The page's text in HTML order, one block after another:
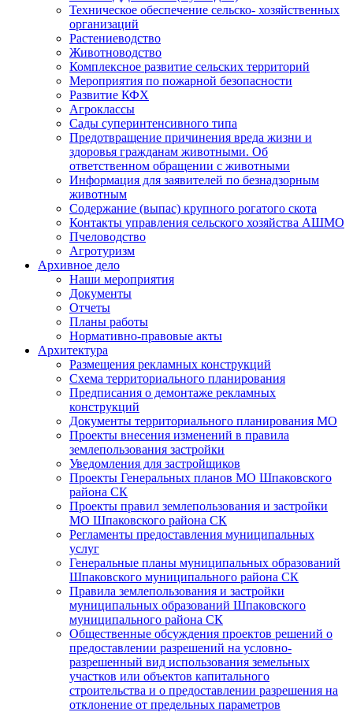
Техническое обеспечение сельско- хозяйственных
организаций
Растениеводство
Животноводство
Комплексное развитие сельских территорий
Мероприятия по пожарной безопасности
Развитие КФХ
Агроклассы
Сады суперинтенсивного типа
Предотвращение причинения вреда жизни и
здоровья гражданам животными. Об
ответственном обращении с животными
Информация для заявителей по безнадзорным
животным
Содержание (выпас) крупного рогатого скота
Контакты управления сельского хозяйства АШМО
Пчеловодство
Агротуризм
Архивное дело
Наши мероприятия
Документы
Отчеты
Планы работы
Нормативно-правовые акты
Архитектура
Размещения рекламных конструкций
Схема территориального планирования
Предписания о демонтаже рекламных
конструкций
Документы территориального планирования МО
Проекты внесения изменений в правила
землепользования застройки
Уведомления для застройщиков
Проекты Генеральных планов МО Шпаковского
района СК
Проекты правил землепользования и застройки
МО Шпаковского района СК
Регламенты предоставления муниципальных
услуг
Генеральные планы муниципальных образований
Шпаковского муниципального района СК
Правила землепользования и застройки
муниципальных образований Шпаковского
муниципального района СК
Общественные обсуждения проектов решений о
предоставлении разрешений на условно-
разрешенный вид использования земельных
участков или объектов капитального
строительства и о предоставлении разрешения на
отклонение от предельных параметров